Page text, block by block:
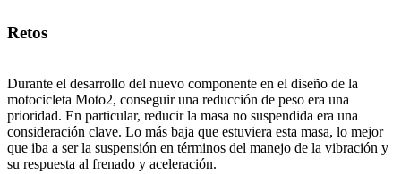
Retos
Durante el desarrollo del nuevo componente en el diseño de la
motocicleta Moto2, conseguir una reducción de peso era una
prioridad. En particular, reducir la masa no suspendida era una
consideración clave. Lo más baja que estuviera esta masa, lo mejor
que iba a ser la suspensión en términos del manejo de la vibración y
su respuesta al frenado y aceleración.